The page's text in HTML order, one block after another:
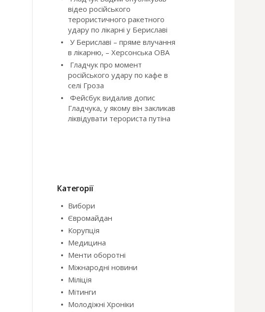
відео російського
терористичного ракетного
удару по лікарні у Бериславі
У Бериславі – пряме влучання
в лікарню, – Херсонська ОВА
Гладчук про момент
російського удару по кафе в
селі Гроза
Фейсбук видалив допис
Гладчука, у якому він закликав
ліквідувати терориста путіна
Категорії
Вибори
Євромайдан
Корупція
Медицина
Менти оборотні
Міжнародні новини
Міліція
Мітинги
Молодіжні Хроніки